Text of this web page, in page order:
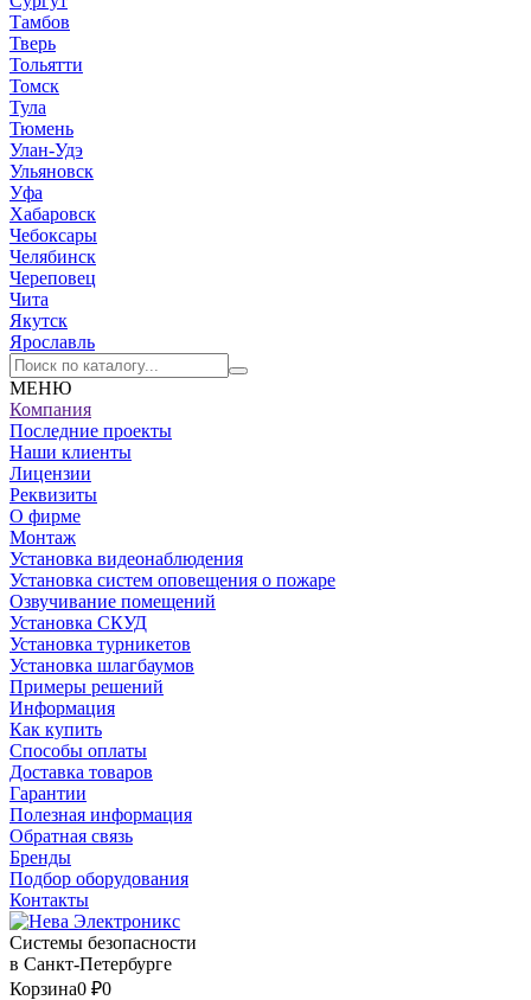
Тамбов
Тверь
Тольятти
Томск
Тула
Тюмень
Улан-Удэ
Ульяновск
Уфа
Хабаровск
Чебоксары
Челябинск
Череповец
Чита
Якутск
Ярославль
МЕНЮ
Компания
Последние проекты
Наши клиенты
Лицензии
Реквизиты
О фирме
Монтаж
Установка видеонаблюдения
Установка систем оповещения о пожаре
Озвучивание помещений
Установка СКУД
Установка турникетов
Установка шлагбаумов
Примеры решений
Информация
Как купить
Способы оплаты
Доставка товаров
Гарантии
Полезная информация
Обратная связь
Бренды
Подбор оборудования
Контакты
Системы безопасности
в Санкт-Петербурге
Корзина0 ₽0